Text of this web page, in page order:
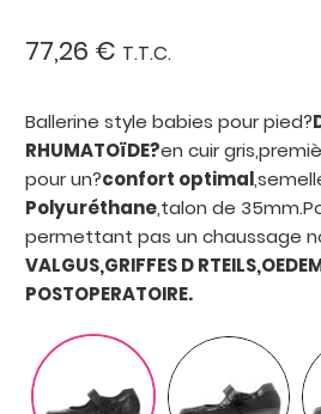
77,26 € T.T.C.
Ballerine style babies pour pied?
RHUMATOïDE?en cuir
pour un?confort optimal
Polyuréthane,talon de
permettant pas un chaussage
VALGUS,GRIFFES D
POSTOPERATOIRE.